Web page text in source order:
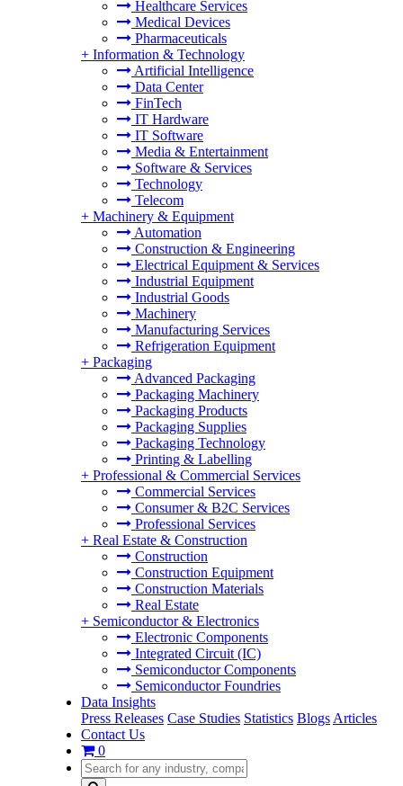
Healthcare Services
Medical Devices
Pharmaceuticals
+ Information & Technology
Artificial Intelligence
Data Center
FinTech
IT Hardware
IT Software
Media & Entertainment
Software & Services
Technology
Telecom
+ Machinery & Equipment
Automation
Construction & Engineering
Electrical Equipment & Services
Industrial Equipment
Industrial Goods
Machinery
Manufacturing Services
Refrigeration Equipment
+ Packaging
Advanced Packaging
Packaging Machinery
Packaging Products
Packaging Supplies
Packaging Technology
Printing & Labelling
+ Professional & Commercial Services
Commercial Services
Consumer & B2C Services
Professional Services
+ Real Estate & Construction
Construction
Construction Equipment
Construction Materials
Real Estate
+ Semiconductor & Electronics
Electronic Components
Integrated Circuit (IC)
Semiconductor Components
Semiconductor Foundries
Data Insights
Press Releases Case Studies Statistics Blogs Articles
Contact Us
0